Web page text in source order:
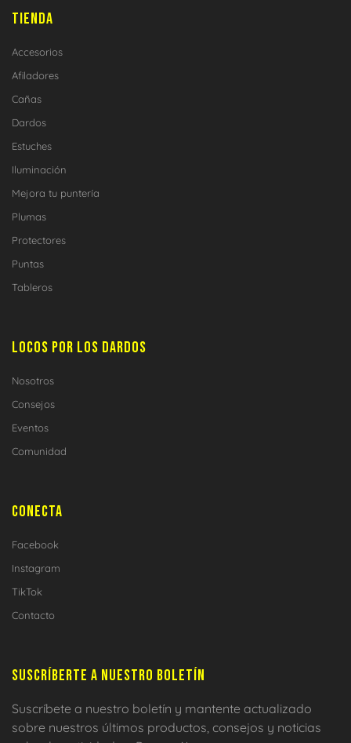
TIENDA
Accesorios
Afiladores
Cañas
Dardos
Estuches
Iluminación
Mejora tu puntería
Plumas
Protectores
Puntas
Tableros
LOCOS POR LOS DARDOS
Nosotros
Consejos
Eventos
Comunidad
CONECTA
Facebook
Instagram
TikTok
Contacto
SUSCRÍBERTE A NUESTRO BOLETÍN
Suscríbete a nuestro boletín y mantente actualizado
sobre nuestros últimos productos, consejos y noticias